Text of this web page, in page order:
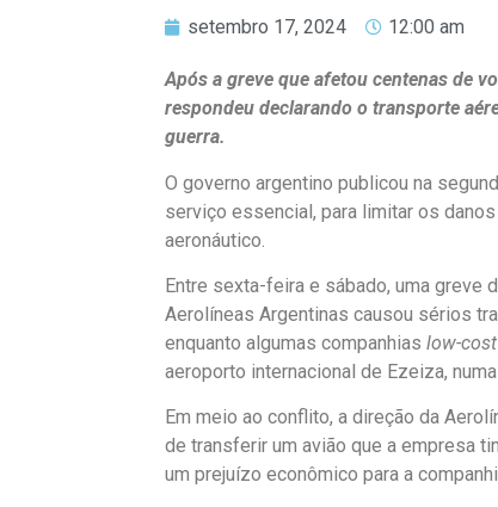
setembro 17, 2024 12:00 am
Após a greve que afetou centenas de
respondeu declarando o transporte
guerra.
O governo argentino publicou na
serviço essencial, para limitar os
aeronáutico.
Entre sexta-feira e sábado, uma
Aerolíneas Argentinas causou sérios
enquanto algumas companhias low-cost
aeroporto internacional de Ezeiza,
Em meio ao conflito, a direção da
de transferir um avião que a empresa
um prejuízo econômico para a